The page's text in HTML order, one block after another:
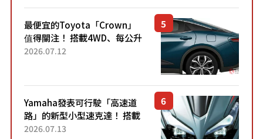
最便宜的Toyota「Crown」
值得關注！ 搭載4WD、每公升
22.4公里低油耗表現超亮眼！
2026.07.12
Yamaha發表可行駛「高速道
路」的新型小型速克達！ 搭載
能享受超強勁「渦輪感」的動
2026.07.13